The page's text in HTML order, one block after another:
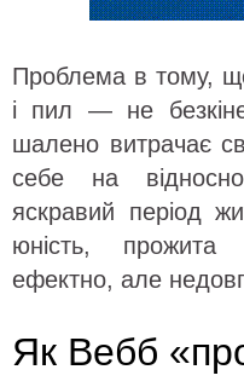
Проблема в тому,
і пил — не
шалено витрачає
себе на
яскравий період
юність, прожита
ефектно, але
Як Вебб